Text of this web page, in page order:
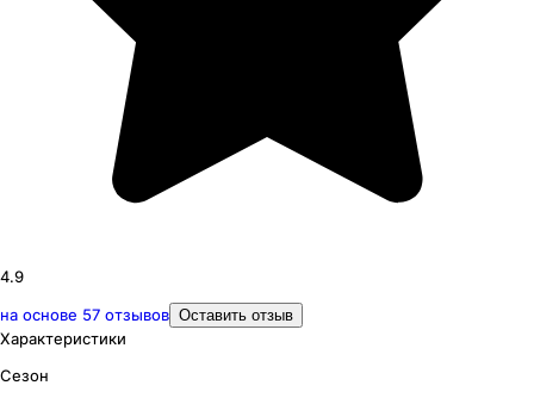
4.9
на основе 57 отзывов Оставить отзыв
Характеристики
Сезон